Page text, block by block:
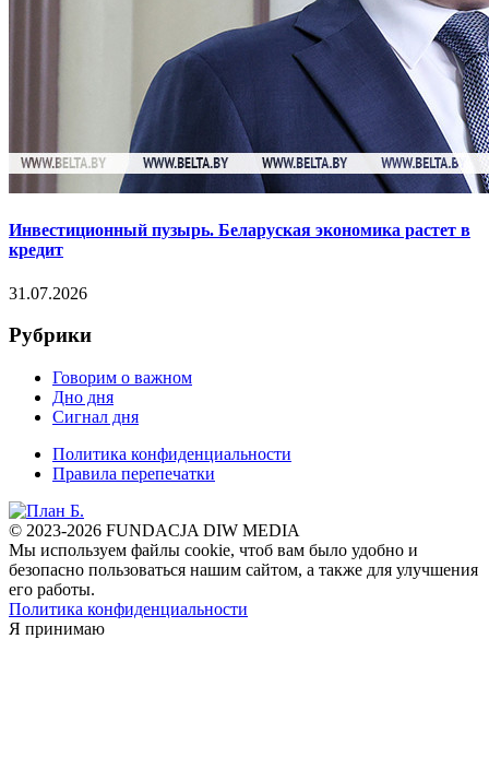
Инвестиционный пузырь. Беларуская экономика растет в
кредит
31.07.2026
Рубрики
Говорим о важном
Дно дня
Сигнал дня
Политика конфиденциальности
Правила перепечатки
© 2023-2026 FUNDACJA DIW MEDIA
Мы используем файлы cookie, чтоб вам было удобно и
безопасно пользоваться нашим сайтом, а также для улучшения
его работы.
Политика конфиденциальности
Я принимаю